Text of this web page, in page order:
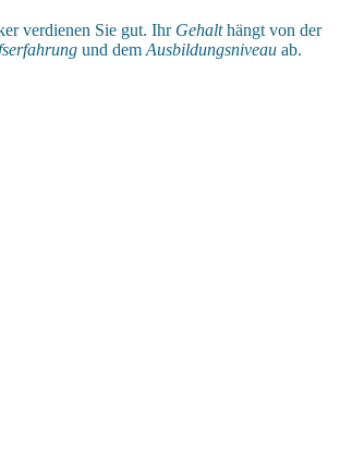
verdienen Sie gut. Ihr Gehalthängt von der
und dem Ausbildungsniveau ab.